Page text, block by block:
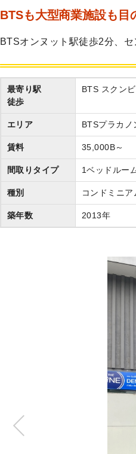
BTSも大型商業施設も目
BTSオンヌット駅徒歩2分、
最寄り駅
徒歩
BTS スクン
エリア BTSプラカノ
賃料 35,000B～
間取りタイプ 1ベッドルー
種別 コンドミニア
築年数 2013年